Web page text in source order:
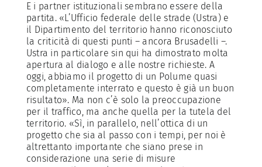
E i partner istituzionali sembrano essere della
partita. «L’Ufficio federale delle strade (Ustra) e
il Dipartimento del territorio hanno riconosciuto
la criticità di questi punti – ancora Brusadelli –.
Ustra in particolare sin qui ha dimostrato molta
apertura al dialogo e alle nostre richieste. A
oggi, abbiamo il progetto di un Polume quasi
completamente interrato e questo è già un buon
risultato». Ma non c’è solo la preoccupazione
per il traffico, ma anche quella per la tutela del
territorio. «Sì, in parallelo, nell’ottica di un
progetto che sia al passo con i tempi, per noi è
altrettanto importante che siano prese in
considerazione una serie di misure